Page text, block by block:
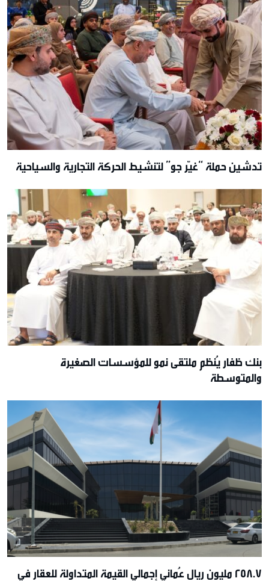
تدشين حملة “غيّر جو” لتنشيط الحركة التجارية والسياحية
بنك ظفار يُنظم ملتقى نمو للمؤسسات الصغيرة
والمتوسطة
258.7 مليون ريال عُماني إجمالي القيمة المتداولة للعقار في